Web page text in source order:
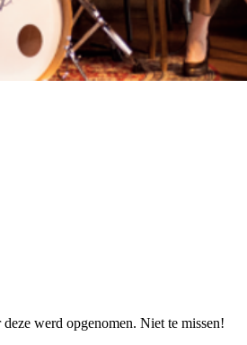
werd opgenomen. Niet te missen!